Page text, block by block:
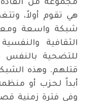
مجموعة من القادة
هي تقوم أولاً،
شبكة واسعة
الثقافية
للتضحية بالنفس
قتلهم. وهذه
أبداً لحزب أو
وفي فترة زمنية